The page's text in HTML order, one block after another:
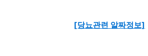
[당뇨관련 알짜정보]